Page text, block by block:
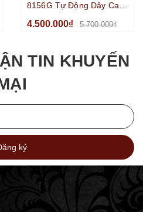
8156G Tự Động Dây Cao
42mm
4.500.000₫ 5.700.000₫
TIN KHUYẾN
ký